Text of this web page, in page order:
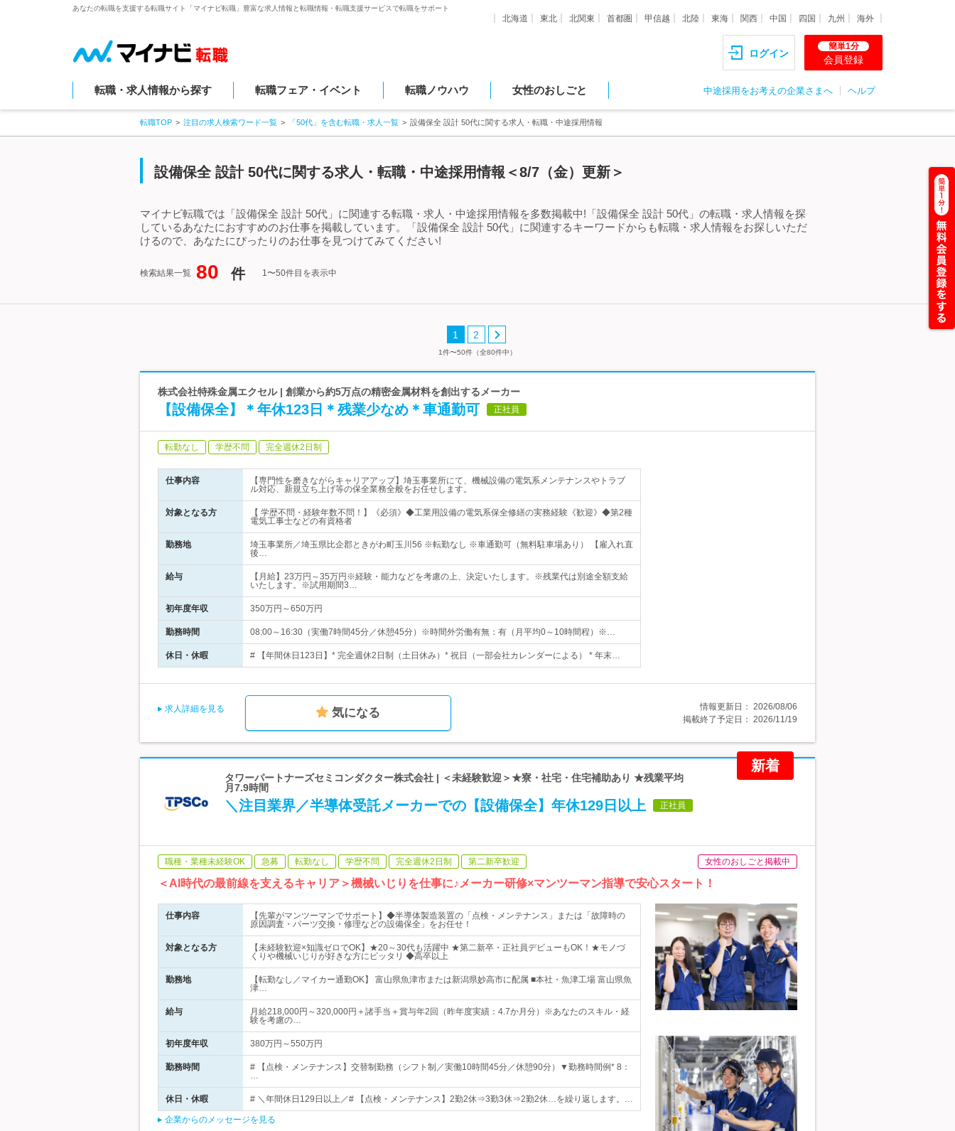
あなたの転職を支援する転職サイト「マイナビ転職」豊富な求人情報と転職情報・転職支援サービスで転職をサポート
北海道 東北 北関東 首都圏 甲信越 北陸 東海 関西 中国 四国 九州 海外
ログイン
簡単1分
会員登録
転職・求人情報から探す 転職フェア・イベント 転職ノウハウ 女性のおしごと 中途採用をお考えの企業さまへ ヘルプ
転職TOP 注目の求人検索ワード一覧 「50代」を含む転職・求人一覧 設備保全 設計 50代に関する求人・転職・中途採用情報
設備保全 設計 50代に関する求人・転職・中途採用情報＜8/7（金）更新＞
マイナビ転職では「設備保全 設計 50代」に関連する転職・求人・中途採用情報を多数掲載中!「設備保全 設計 50代」の転職・求人情報を探
しているあなたにおすすめのお仕事を掲載しています。「設備保全 設計 50代」に関連するキーワードからも転職・求人情報をお探しいただ
けるので、あなたにぴったりのお仕事を見つけてみてください!
検索結果一覧 80 件 1〜50件目を表示中
1 2
1件〜50件（全80件中）
株式会社特殊金属エクセル | 創業から約5万点の精密金属材料を創出するメーカー
【設備保全】＊年休123日＊残業少なめ＊車通勤可 正社員
転勤なし 学歴不問 完全週休2日制
仕事内容
【専門性を磨きながらキャリアアップ】埼玉事業所にて、機械設備の電気系メンテナンスやトラブ
ル対応、新規立ち上げ等の保全業務全般をお任せします。
対象となる方
【 学歴不問・経験年数不問！】《必須》◆工業用設備の電気系保全修繕の実務経験《歓迎》◆第2種
電気工事士などの有資格者
勤務地
埼玉事業所／埼玉県比企郡ときがわ町玉川56 ※転勤なし ※車通勤可（無料駐車場あり） 【雇入れ直
後…
給与
【月給】23万円～35万円※経験・能力などを考慮の上、決定いたします。※残業代は別途全額支給
いたします。※試用期間3…
初年度年収 350万円～650万円
勤務時間 08:00～16:30（実働7時間45分／休憩45分）※時間外労働有無：有（月平均0～10時間程）※…
休日・休暇 # 【年間休日123日】* 完全週休2日制（土日休み）* 祝日（一部会社カレンダーによる） * 年末…
求人詳細を見る 気になる 情報更新日： 2026/08/06
掲載終了予定日： 2026/11/19
新着
タワーパートナーズセミコンダクター株式会社 | ＜未経験歓迎＞★寮・社宅・住宅補助あり ★残業平均
月7.9時間
＼注目業界／半導体受託メーカーでの【設備保全】年休129日以上 正社員
職種・業種未経験OK 急募 転勤なし 学歴不問 完全週休2日制 第二新卒歓迎 女性のおしごと掲載中
＜AI時代の最前線を支えるキャリア＞機械いじりを仕事に♪メーカー研修×マンツーマン指導で安心スタート！
仕事内容
【先輩がマンツーマンでサポート】◆半導体製造装置の「点検・メンテナンス」または「故障時の
原因調査・パーツ交換・修理などの設備保全」をお任せ！
対象となる方
【未経験歓迎×知識ゼロでOK】★20～30代も活躍中 ★第二新卒・正社員デビューもOK！★モノづ
くりや機械いじりが好きな方にピッタリ ◆高卒以上
勤務地
【転勤なし／マイカー通勤OK】 富山県魚津市または新潟県妙高市に配属 ■本社・魚津工場 富山県魚
津…
給与
月給218,000円～320,000円＋諸手当＋賞与年2回（昨年度実績：4.7か月分）※あなたのスキル・経
験を考慮の…
初年度年収 380万円～550万円
勤務時間
# 【点検・メンテナンス】交替制勤務（シフト制／実働10時間45分／休憩90分）▼勤務時間例* 8：
…
休日・休暇 # ＼年間休日129日以上／# 【点検・メンテナンス】2勤2休⇒3勤3休⇒2勤2休…を繰り返します。…
企業からのメッセージを見る